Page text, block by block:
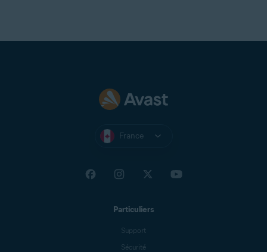
France
Particuliers
Support
Sécurité